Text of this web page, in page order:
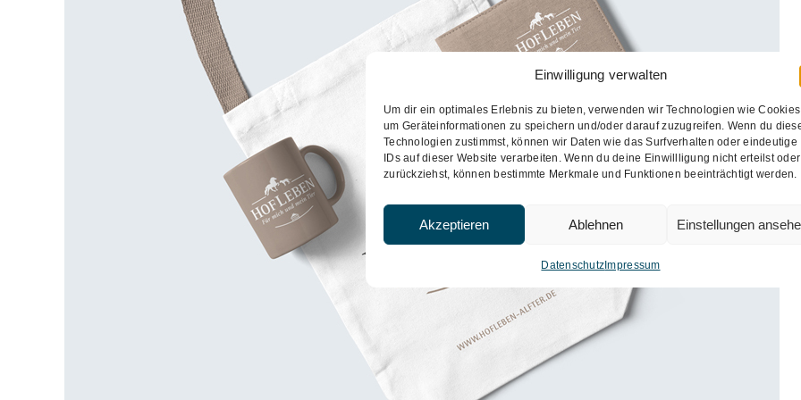
Einwilligung verwalten
Um dir ein optimales Erlebnis zu bieten, verwenden wir Technologien wie
um Geräteinformationen zu speichern und/oder darauf zuzugreifen. Wenn du
Technologien zustimmst, können wir Daten wie das Surfverhalten oder eindeutige
IDs auf dieser Website verarbeiten. Wenn du deine Einwillligung nicht erteilst oder
zurückziehst, können bestimmte Merkmale und Funktionen beeinträchtigt werden.
Akzeptieren Ablehnen Einstellungen
Datenschutz Impressum
Reitsportgeschäft
Flyer Folder Imagebroschüre Logo Visitenkarten Werbetechnik